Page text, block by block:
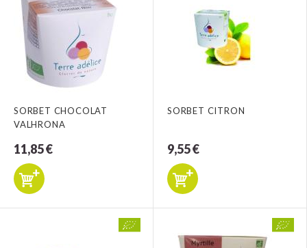
SORBET CHOCOLAT
VALHRONA
11,85 €
SORBET CITRON
9,55 €